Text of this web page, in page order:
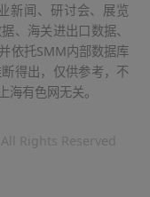
新闻、研讨会、展览
、海关进出口数据、
依托SMM内部数据库
得出，仅供参考，不
有色网无关。
Rights Reserved